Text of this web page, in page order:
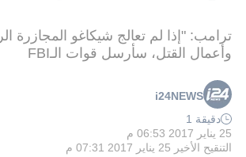
ترامب: "إذا لم تعالج شيكاغو المجازرة
وأعمال القتل، سأرسل قوات الـFBI
i24NEWS
دقيقة 1
25 يناير 2017 06:53 م
التنقيح الأخير 25 يناير 2017 07:31 م